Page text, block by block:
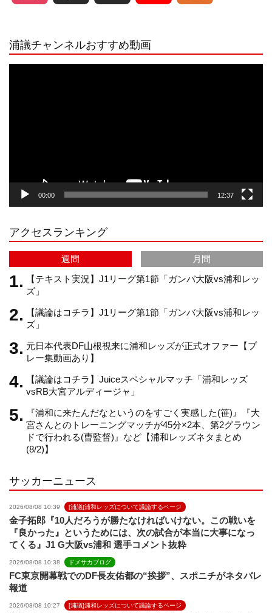
r
a
m
e
C
h
a
n
e
浦議チャンネルおすすめ動画
00:00 12:37
アクセスランキング
週間
月間
【テキスト実況】J1リーグ第1節「ガンバ大阪vs浦和レッ
ズ」
【議論はコチラ】J1リーグ第1節「ガンバ大阪vs浦和レッ
ズ」
元日本代表DF山根視来に浦和レッズが正式オファー【プ
レー集動画あり】
【議論はコチラ】Juiceスペシャルマッチ「浦和レッズ
vsRB大宮アルディージャ」
『浦和に来たんだなというのをすごく実感した(笹)』『大
宮さんとのトレーニングマッチが45分×2本、第2グラウン
ドで行われる(曺監督)』など【浦和レッズネタまとめ
(8/2)】
サッカーニュース
2026/08/08 10:39 [浦議]浦和レッズについて議論するページ
金子拓郎『10人だろうが勝たなければいけない。この戦いを
『良かった』というためには、次の試合が本当に大事になっ
てくる』J1 G大阪vs浦和 選手コメント抜粋
2026/08/08 10:38 ドメサカブログ
FC東京開幕戦でのDF長友佑都の“挨拶”、スポニチがネタバレ
報道
2026/08/08 10:27 [浦議]浦和レッズについて議論するページ